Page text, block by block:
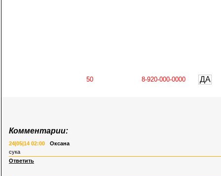
ДА
Комментарии:
24|05|14 02:00
Оксана
сука
Ответить